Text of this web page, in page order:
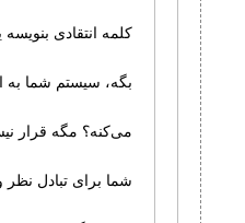
کلمه انتقادی بنویسه
بگه، سیستم شما
می‌کنه؟ مگه قرار
شما برای تبادل